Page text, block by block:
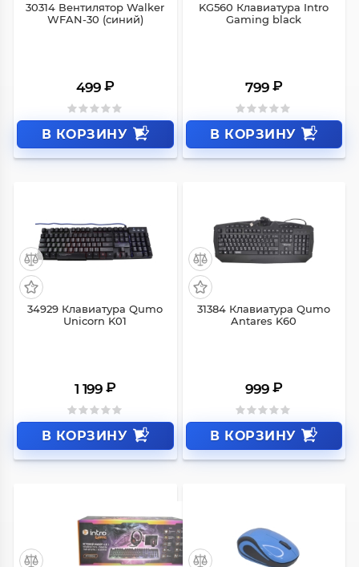
30314 Вентилятор Walker
WFAN-30 (синий)
499 ₽
В КОРЗИНУ
KG560 Клавиатура Intro
Gaming black
799 ₽
В КОРЗИНУ
34929 Клавиатура Qumo
Unicorn K01
1 199 ₽
В КОРЗИНУ
31384 Клавиатура Qumo
Antares K60
999 ₽
В КОРЗИНУ